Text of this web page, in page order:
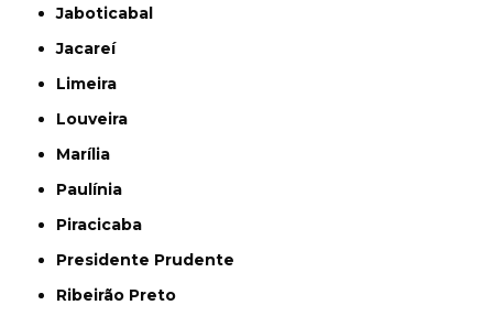
Jaboticabal
Jacareí
Limeira
Louveira
Marília
Paulínia
Piracicaba
Presidente Prudente
Ribeirão Preto